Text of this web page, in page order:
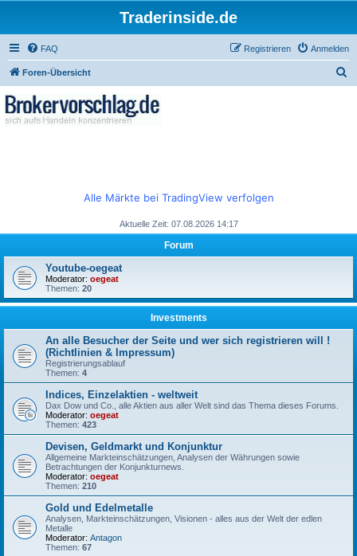
Traderinside.de
FAQ Anmelden
Registrieren
Foren-Übersicht
Alle Märkte bei TradingView verfolgen
Aktuelle Zeit: 07.08.2026 14:17
Forum
Youtube-oegeat
Moderator: oegeat
Themen: 20
Investments
An alle Besucher der Seite und wer sich registrieren will !
(Richtlinien & Impressum)
Registrierungsablauf
Themen: 4
Indices, Einzelaktien - weltweit
Dax Dow und Co., alle Aktien aus aller Welt sind das Thema dieses Forums.
Moderator: oegeat
Themen: 423
Devisen, Geldmarkt und Konjunktur
Allgemeine Markteinschätzungen, Analysen der Währungen sowie
Betrachtungen der Konjunkturnews.
Moderator: oegeat
Themen: 210
Gold und Edelmetalle
Analysen, Markteinschätzungen, Visionen - alles aus der Welt der edlen
Metalle
Moderator: Antagon
Themen: 67